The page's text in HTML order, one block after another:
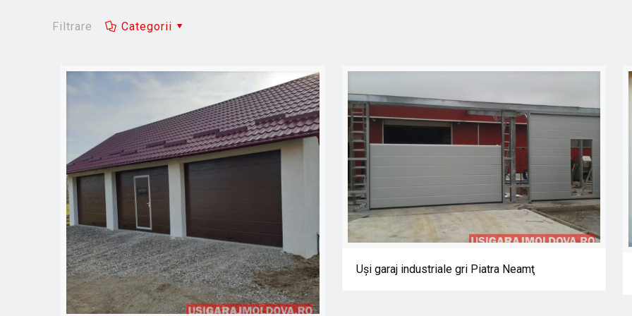
Filtrare Categorii
Uşi garaj industriale gri Piatra Neamţ
Uşi garaj industriale gri Piatra Neamţ